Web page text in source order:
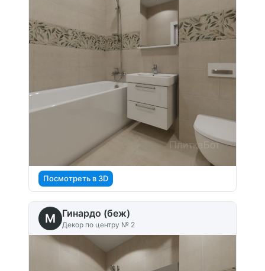
Посмотреть в 3D
M Гинардо (беж)
Декор по центру № 2